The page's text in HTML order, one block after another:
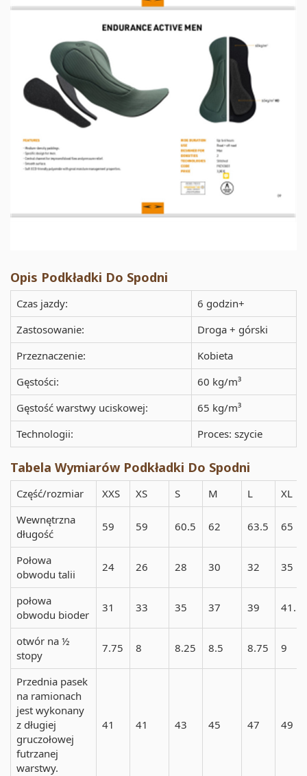
Opis Podkładki Do Spodni
Czas jazdy:
6 godzin+
Zastosowanie:
Droga + górski
Przeznaczenie:
Kobieta
Gęstości:
60 kg/m³
Gęstość warstwy uciskowej:
65 kg/m³
Technologii:
Proces: szycie
Tabela Wymiarów Podkładki Do Spodni
Część/rozmiar XXS XS S M L
XL
Wewnętrzna
długość
59 59 60.5 62 63.5 65
Połowa
obwodu talii
24 26 28 30 32 35
połowa
obwodu bioder
31 33 35 37 39 41.5
otwór na ½
stopy
7.75 8 8.25 8.5 8.75 9
Przednia pasek
na ramionach
jest wykonany
z długiej
gruczołowej
futrzanej
warstwy.
41 41 43 45 47 49